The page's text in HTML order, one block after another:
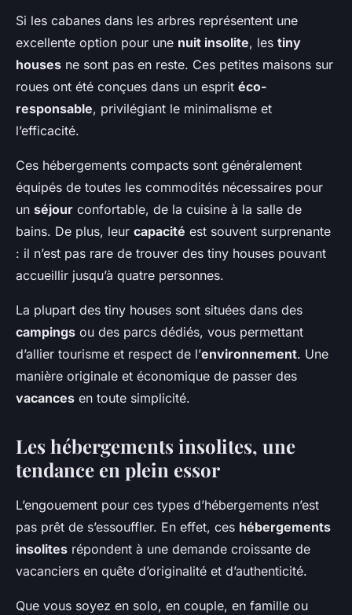
Si les cabanes dans les arbres représentent une
excellente option pour une nuit insolite, les tiny
houses ne sont pas en reste. Ces petites maisons sur
roues ont été conçues dans un esprit éco-
responsable, privilégiant le minimalisme et
l’efficacité.
Ces hébergements compacts sont généralement
équipés de toutes les commodités nécessaires pour
un séjour confortable, de la cuisine à la salle de
bains. De plus, leur capacité est souvent surprenante
: il n’est pas rare de trouver des tiny houses pouvant
accueillir jusqu’à quatre personnes.
La plupart des tiny houses sont situées dans des
campings ou des parcs dédiés, vous permettant
d’allier tourisme et respect de l’environnement. Une
manière originale et économique de passer des
vacances en toute simplicité.
Les hébergements insolites, une
tendance en plein essor
L’engouement pour ces types d’hébergements n’est
pas prêt de s’essouffler. En effet, ces hébergements
insolites répondent à une demande croissante de
vacanciers en quête d’originalité et d’authenticité.
Que vous soyez en solo, en couple, en famille ou